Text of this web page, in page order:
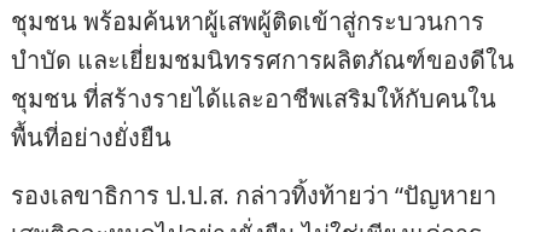
ชุมชน พร้อมค้นหาผู้เสพผู้ติดเข้าสู่กระบวนการ
บำบัด และเยี่ยมชมนิทรรศการผลิตภัณฑ์ของดีใน
ชุมชน ที่สร้างรายได้และอาชีพเสริมให้กับคนใน
พื้นที่อย่างยั่งยืน
รองเลขาธิการ ป.ป.ส. กล่าวทิ้งท้ายว่า “ปัญหายา